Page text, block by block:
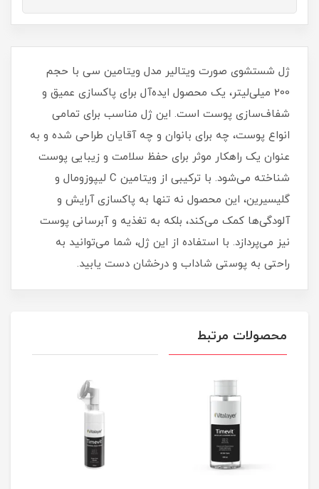
ژل شستشوی صورت ویتالیر مدل ویتامین سی با حجم
200 میلی‌لیتر، یک محصول ایده‌آل برای پاکسازی عمیق و
شفاف‌سازی پوست است. این ژل مناسب برای تمامی
انواع پوست، چه برای بانوان و چه آقایان طراحی شده و به
عنوان یک راهکار موثر برای حفظ سلامت و زیبایی پوست
شناخته می‌شود. با ترکیبی از ویتامین C لیپوزومال و
گلیسیرین، این محصول نه تنها به پاکسازی آرایش و
آلودگی‌ها کمک می‌کند، بلکه به تغذیه و آبرسانی پوست
نیز می‌پردازد. با استفاده از این ژل، شما می‌توانید به
راحتی به پوستی شاداب و درخشان دست یابید.
محصولات مرتبط